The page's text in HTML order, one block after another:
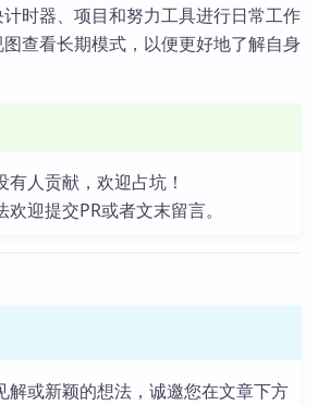
时器、项目和努力工具进行日常工作
查看长期模式，以便更好地了解自身
人贡献，欢迎占坑！
迎提交PR或者文末留言。
解或新颖的想法，诚邀您在文章下方